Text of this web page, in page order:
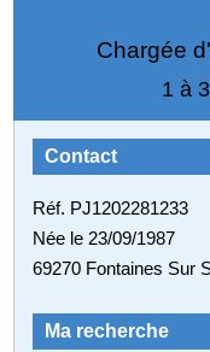
Chargée
1 à
Contact
Réf. PJ1202281233
Née le 23/09/1987
69270 Fontaines Sur
Ma recherche